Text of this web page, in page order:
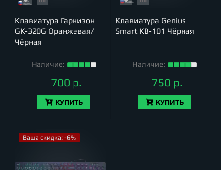
Клавиатура Гарнизон
GK-320G Оранжевая/
Чёрная
Наличие:
700 р.
КУПИТЬ
Клавиатура Genius
Smart KB-101 Чёрная
Наличие:
750 р.
КУПИТЬ
Ваша скидка: -6%